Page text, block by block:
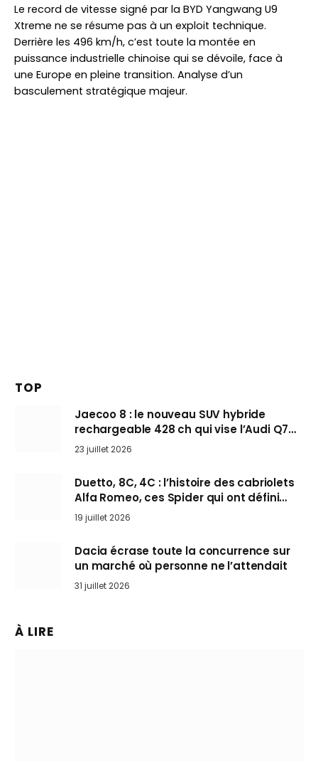
Le record de vitesse signé par la BYD Yangwang U9
Xtreme ne se résume pas à un exploit technique.
Derrière les 496 km/h, c’est toute la montée en
puissance industrielle chinoise qui se dévoile, face à
une Europe en pleine transition. Analyse d’un
basculement stratégique majeur.
TOP
Jaecoo 8 : le nouveau SUV hybride
rechargeable 428 ch qui vise l’Audi Q7
arrive en Europe cet automne
23 juillet 2026
Duetto, 8C, 4C : l’histoire des cabriolets
Alfa Romeo, ces Spider qui ont défini
l’art de rouler cheveux au vent
19 juillet 2026
Dacia écrase toute la concurrence sur
un marché où personne ne l’attendait
31 juillet 2026
À LIRE